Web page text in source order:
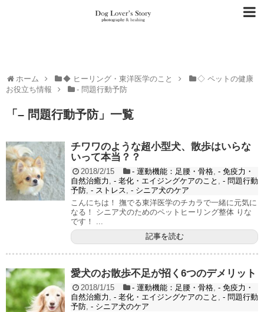
ホーム ◆ ヒーリング・東洋医学のこと
◇ ペットの健康
お役立ち情報
- 問題行動予防
「 – 問題行動予防」 一覧
チワワのような超小型犬、散歩はいらな
いって本当？？
2018/2/15 - 運動機能：足腰・骨格, - 免疫力・
自然治癒力 , - 老化・エイジングケアのこと , - 問題行動
予防, - ストレス, - シニア犬のケア
こんにちは！ 撫でる東洋医学のチカラで一緒に元気に
なる！ シニア犬のためのペットヒーリング整体 りな
です！ ...
記事を読む
愛犬のお散歩不足が招く6つのデメリット
2018/1/15 - 運動機能：足腰・骨格, - 免疫力・
自然治癒力 , - 老化・エイジングケアのこと , - 問題行動
予防, - シニア犬のケア